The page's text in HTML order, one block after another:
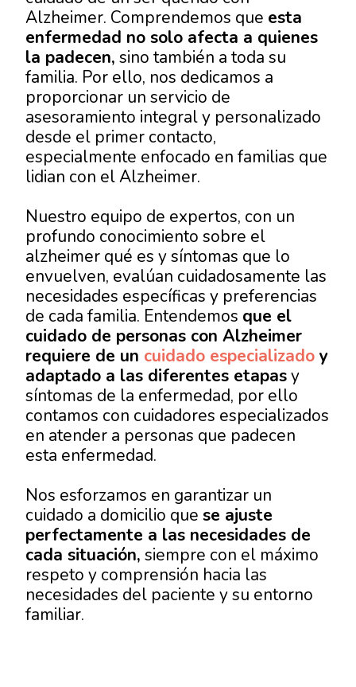
Alzheimer. Comprendemos que esta
enfermedad no solo afecta a quienes
la padecen, sino también a toda su
familia. Por ello, nos dedicamos a
proporcionar un servicio de
asesoramiento integral y personalizado
desde el primer contacto,
especialmente enfocado en familias que
lidian con el Alzheimer.
Nuestro equipo de expertos, con un
profundo conocimiento sobre el
alzheimer qué es y síntomas que lo
envuelven, evalúan cuidadosamente las
necesidades específicas y preferencias
de cada familia. Entendemos que el
cuidado de personas con Alzheimer
requiere de un cuidado especializado y
adaptado a las diferentes etapasy
síntomas de la enfermedad, por ello
contamos con cuidadores especializados
en atender a personas que padecen
esta enfermedad.
Nos esforzamos en garantizar un
cuidado a domicilio quese ajuste
perfectamente a las necesidades de
cada situación, siempre con el máximo
respeto y comprensión hacia las
necesidades del paciente y su entorno
familiar.